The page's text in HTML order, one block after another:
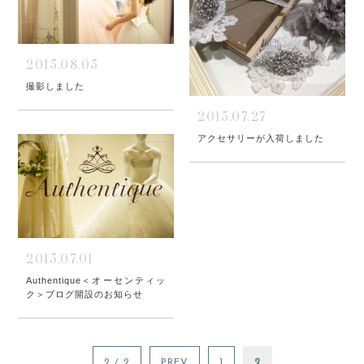
2015.08.05
撮影しました
2015.07.27
アクセサリーが入荷しました
2015.07.01
Authentique＜オーセンティッ
ク＞ブログ開設のお知らせ